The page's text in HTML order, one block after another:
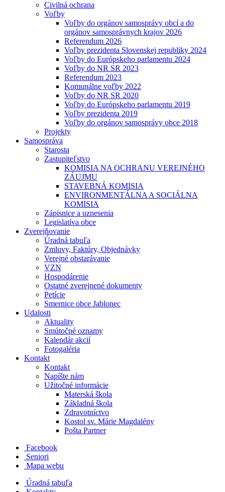
Civilná ochrana
Voľby
Voľby do orgánov samosprávy obcí a do
orgánov samosprávnych krajov 2026
Referendum 2026
Voľby prezidenta Slovenskej republiky 2024
Voľby do Európskeho parlamentu 2024
Voľby do NR SR 2023
Referendum 2023
Komunálne voľby 2022
Voľby do NR SR 2020
Voľby do Európskeho parlamentu 2019
Voľby prezidenta 2019
Voľby do orgánov samosprávy obce 2018
Projekty
Samospráva
Starosta
Zastupiteľstvo
KOMISIA NA OCHRANU VEREJNÉHO
ZÁUJMU
STAVEBNÁ KOMISIA
ENVIRONMENTÁLNA A SOCIÁLNA
KOMISIA
Zápisnice a uznesenia
Legislatíva obce
Zverejňovanie
Úradná tabuľa
Zmluvy, Faktúry, Objednávky
Verejné obstarávanie
VZN
Hospodárenie
Ostatné zverejnené dokumenty
Petície
Smernice obce Jablonec
Udalosti
Aktuality
Smútočné oznamy
Kalendár akcií
Fotogaléria
Kontakt
Kontakt
Napíšte nám
Užitočné informácie
Materská škola
Základná škola
Zdravotníctvo
Kostol sv. Márie Magdalény
Pošta Partner
Facebook
Seniori
Mapa webu
Úradná tabuľa